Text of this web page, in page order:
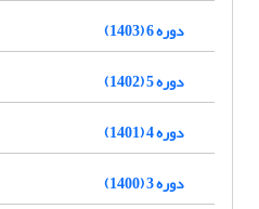
دوره 6 (1403)
دوره 5 (1402)
دوره 4 (1401)
دوره 3 (1400)